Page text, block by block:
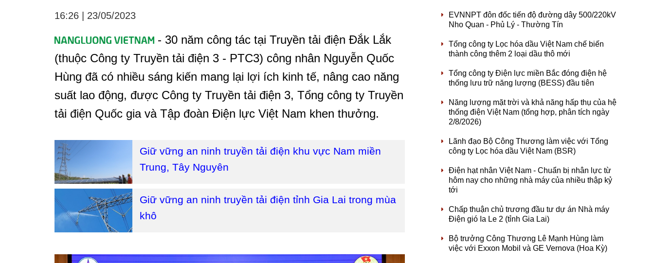
16:26 23/05/2023
- 30 năm công tác tại Truyền tải điện Đắk Lắk
(thuộc Công ty Truyền tải điện 3 - PTC3) công nhân Nguyễn Quốc
Hùng đã có nhiều sáng kiến mang lại lợi ích kinh tế, nâng cao năng
suất lao động, được Công ty Truyền tải điện 3, Tổng công ty Truyền
tải điện Quốc gia và Tập đoàn Điện lực Việt Nam khen thưởng.
Giữ vững an ninh truyền tải điện khu vực Nam miền
Trung, Tây Nguyên
Giữ vững an ninh truyền tải điện tỉnh Gia Lai trong mùa
khô
EVNNPT đôn đốc tiến độ đường dây 500/220kV
Nho Quan - Phủ Lý - Thường Tín
Tổng công ty Lọc hóa dầu Việt Nam chế biến
thành công thêm 2 loại dầu thô mới
Tổng công ty Điện lực miền Bắc đóng điện hệ
thống lưu trữ năng lượng (BESS) đầu tiên
Năng lượng mặt trời và khả năng hấp thụ của hệ
thống điện Việt Nam (tổng hợp, phân tích ngày
2/8/2026)
Lãnh đạo Bộ Công Thương làm việc với Tổng
công ty Lọc hóa dầu Việt Nam (BSR)
Điện hạt nhân Việt Nam - Chuẩn bị nhân lực từ
hôm nay cho những nhà máy của nhiều thập kỷ
tới
Chấp thuận chủ trương đầu tư dự án Nhà máy
Điện gió Ia Le 2 (tỉnh Gia Lai)
Bộ trưởng Công Thương Lê Mạnh Hùng làm
việc với Exxon Mobil và GE Vernova (Hoa Kỳ)